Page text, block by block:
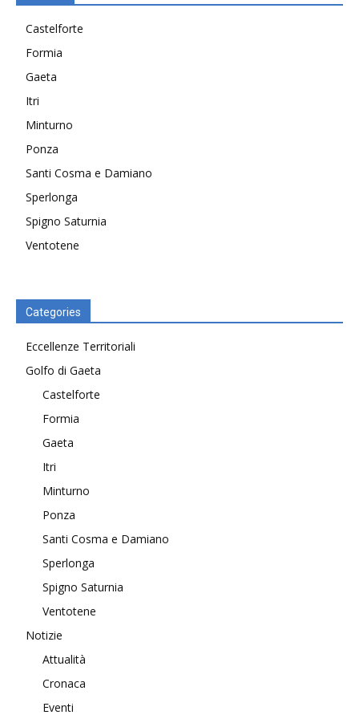
Castelforte
Formia
Gaeta
Itri
Minturno
Ponza
Santi Cosma e Damiano
Sperlonga
Spigno Saturnia
Ventotene
Categories
Eccellenze Territoriali
Golfo di Gaeta
Castelforte
Formia
Gaeta
Itri
Minturno
Ponza
Santi Cosma e Damiano
Sperlonga
Spigno Saturnia
Ventotene
Notizie
Attualità
Cronaca
Eventi